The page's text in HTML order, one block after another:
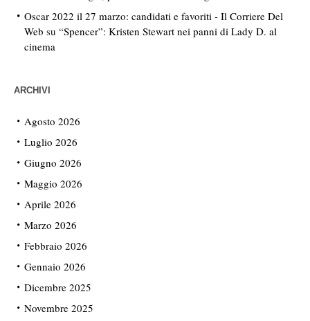
Oscar 2022 il 27 marzo: candidati e favoriti - Il Corriere Del
Web su “Spencer”: Kristen Stewart nei panni di Lady D. al
cinema
ARCHIVI
Agosto 2026
Luglio 2026
Giugno 2026
Maggio 2026
Aprile 2026
Marzo 2026
Febbraio 2026
Gennaio 2026
Dicembre 2025
Novembre 2025